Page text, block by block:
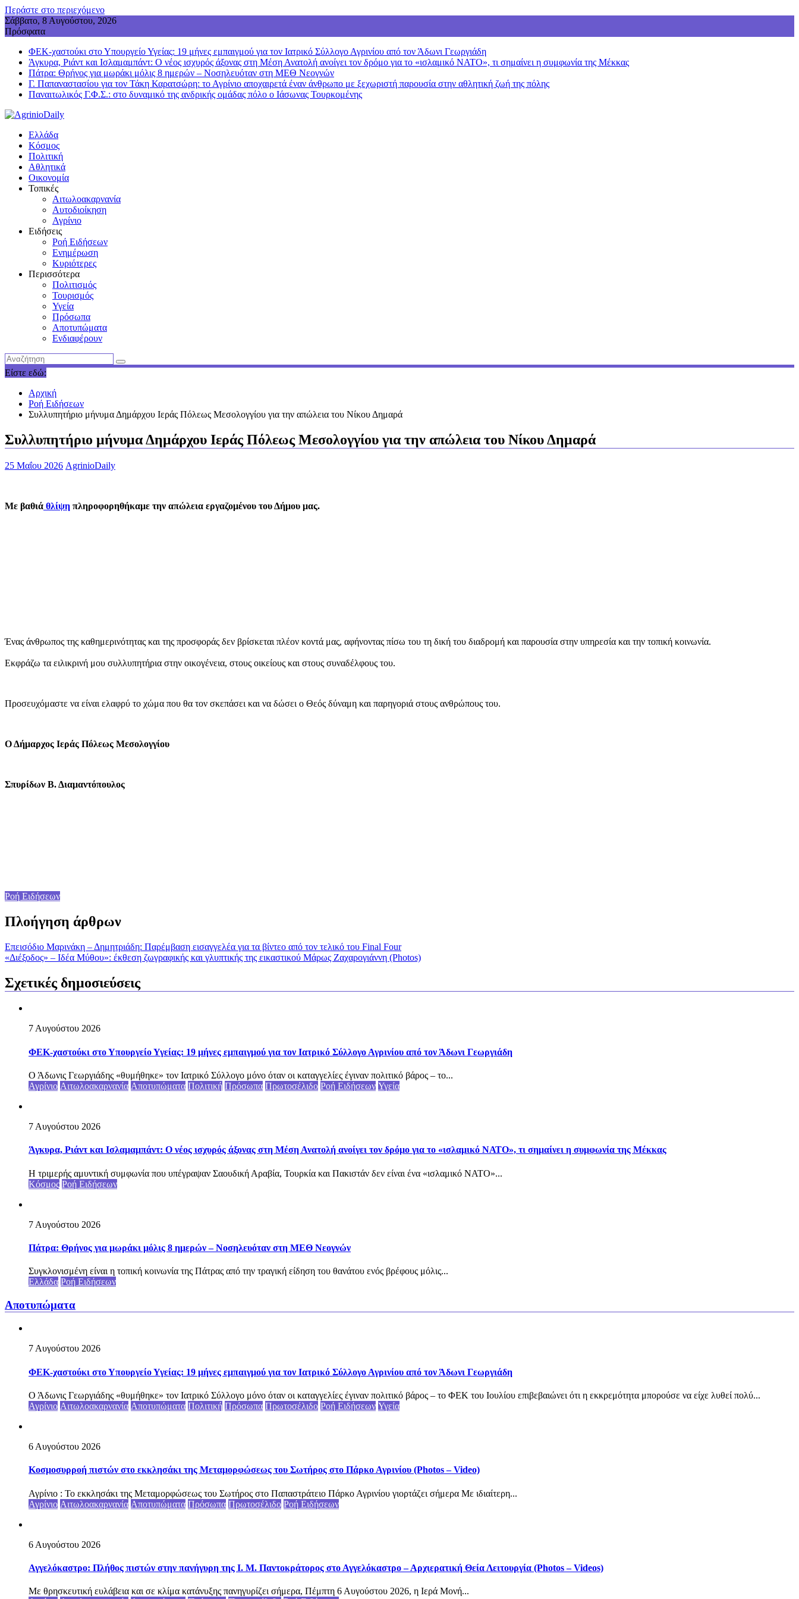
Περάστε στο περιεχόμενο
Σάββατο, 8 Αυγούστου, 2026
Πρόσφατα
ΦΕΚ-χαστούκι στο Υπουργείο Υγείας: 19 μήνες εμπαιγμού για τον Ιατρικό Σύλλογο Αγρινίου από τον Άδωνι Γεωργιάδη
Άγκυρα, Ριάντ και Ισλαμαμπάντ: Ο νέος ισχυρός άξονας στη Μέση Ανατολή ανοίγει τον δρόμο για το «ισλαμικό ΝΑΤΟ», τι σημαίνει η συμφωνία της Μέκκας
Πάτρα: Θρήνος για μωράκι μόλις 8 ημερών – Νοσηλευόταν στη ΜΕΘ Νεογνών
Γ. Παπαναστασίου για τον Τάκη Καρατσώρη: το Αγρίνιο αποχαιρετά έναν άνθρωπο με ξεχωριστή παρουσία στην αθλητική ζωή της πόλης
Παναιτωλικός Γ.Φ.Σ.: στο δυναμικό της ανδρικής ομάδας πόλο ο Ιάσωνας Τουρκομένης
Ελλάδα
Κόσμος
Πολιτική
Αθλητικά
Οικονομία
Τοπικές
Αιτωλοακαρνανία
Αυτοδιοίκηση
Αγρίνιο
Ειδήσεις
Ροή Ειδήσεων
Ενημέρωση
Κυριότερες
Περισσότερα
Πολιτισμός
Τουρισμός
Υγεία
Πρόσωπα
Αποτυπώματα
Ενδιαφέρουν
Είστε εδώ:
Αρχική
Ροή Ειδήσεων
Συλλυπητήριο μήνυμα Δημάρχου Ιεράς Πόλεως Μεσολογγίου για την απώλεια του Νίκου Δημαρά
Συλλυπητήριο μήνυμα Δημάρχου Ιεράς Πόλεως Μεσολογγίου για την απώλεια του Νίκου Δημαρά
25 Μαΐου 2026 AgrinioDaily
Με βαθιά θλίψη πληροφορηθήκαμε την απώλεια εργαζομένου του Δήμου μας.
Ένας άνθρωπος της καθημερινότητας και της προσφοράς δεν βρίσκεται πλέον κοντά μας, αφήνοντας πίσω του τη δική του διαδρομή και παρουσία στην υπηρεσία και την τοπική κοινωνία.
Εκφράζω τα ειλικρινή μου συλλυπητήρια στην οικογένεια, στους οικείους και στους συναδέλφους του.
Προσευχόμαστε να είναι ελαφρύ το χώμα που θα τον σκεπάσει και να δώσει ο Θεός δύναμη και παρηγοριά στους ανθρώπους του.
Ο Δήμαρχος Ιεράς Πόλεως Μεσολογγίου
Σπυρίδων Β. Διαμαντόπουλος
Ροή Ειδήσεων
Πλοήγηση άρθρων
Επεισόδιο Μαρινάκη – Δημητριάδη: Παρέμβαση εισαγγελέα για τα βίντεο από τον τελικό του Final Four
«Διέξοδος» – Ιδέα Μύθου»: έκθεση ζωγραφικής και γλυπτικής της εικαστικού Μάρως Ζαχαρογιάννη (Photos)
Σχετικές δημοσιεύσεις
7 Αυγούστου 2026
ΦΕΚ-χαστούκι στο Υπουργείο Υγείας: 19 μήνες εμπαιγμού για τον Ιατρικό Σύλλογο Αγρινίου από τον Άδωνι Γεωργιάδη
Ο Άδωνις Γεωργιάδης «θυμήθηκε» τον Ιατρικό Σύλλογο μόνο όταν οι καταγγελίες έγιναν πολιτικό βάρος – το...
Αγρίνιο Αιτωλοακαρνανία Αποτυπώματα Πολιτική Πρόσωπα Πρωτοσέλιδο Ροή Ειδήσεων Υγεία
7 Αυγούστου 2026
Άγκυρα, Ριάντ και Ισλαμαμπάντ: Ο νέος ισχυρός άξονας στη Μέση Ανατολή ανοίγει τον δρόμο για το «ισλαμικό ΝΑΤΟ», τι σημαίνει η συμφωνία της Μέκκας
Η τριμερής αμυντική συμφωνία που υπέγραψαν Σαουδική Αραβία, Τουρκία και Πακιστάν δεν είναι ένα «ισλαμικό ΝΑΤΟ»...
Κόσμος Ροή Ειδήσεων
7 Αυγούστου 2026
Πάτρα: Θρήνος για μωράκι μόλις 8 ημερών – Νοσηλευόταν στη ΜΕΘ Νεογνών
Συγκλονισμένη είναι η τοπική κοινωνία της Πάτρας από την τραγική είδηση του θανάτου ενός βρέφους μόλις...
Ελλάδα Ροή Ειδήσεων
Αποτυπώματα
7 Αυγούστου 2026
ΦΕΚ-χαστούκι στο Υπουργείο Υγείας: 19 μήνες εμπαιγμού για τον Ιατρικό Σύλλογο Αγρινίου από τον Άδωνι Γεωργιάδη
Ο Άδωνις Γεωργιάδης «θυμήθηκε» τον Ιατρικό Σύλλογο μόνο όταν οι καταγγελίες έγιναν πολιτικό βάρος – το ΦΕΚ του Ιουλίου επιβεβαιώνει ότι η εκκρεμότητα μπορούσε να είχε λυθεί πολύ...
Αγρίνιο Αιτωλοακαρνανία Αποτυπώματα Πολιτική Πρόσωπα Πρωτοσέλιδο Ροή Ειδήσεων Υγεία
6 Αυγούστου 2026
Κοσμοσυρροή πιστών στο εκκλησάκι της Μεταμορφώσεως του Σωτήρος στο Πάρκο Αγρινίου (Photos – Video)
Αγρίνιο : Το εκκλησάκι της Μεταμορφώσεως του Σωτήρος στο Παπαστράτειο Πάρκο Αγρινίου γιορτάζει σήμερα Με ιδιαίτερη...
Αγρίνιο Αιτωλοακαρνανία Αποτυπώματα Πρόσωπα Πρωτοσέλιδο Ροή Ειδήσεων
6 Αυγούστου 2026
Αγγελόκαστρο: Πλήθος πιστών στην πανήγυρη της Ι. Μ. Παντοκράτορος στο Αγγελόκαστρο – Αρχιερατική Θεία Λειτουργία (Photos – Videos)
Με θρησκευτική ευλάβεια και σε κλίμα κατάνυξης πανηγυρίζει σήμερα, Πέμπτη 6 Αυγούστου 2026, η Ιερά Μονή...